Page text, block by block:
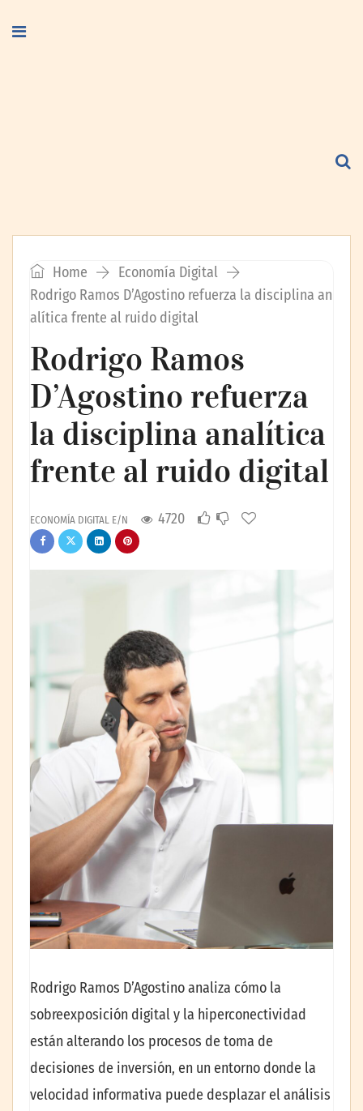
Home
Economía Digital
Rodrigo Ramos D’Agostino refuerza la disciplina an
alítica frente al ruido digital
Rodrigo Ramos
D’Agostino refuerza
la disciplina analítica
frente al ruido digital
ECONOMÍA DIGITAL E/N 4720
Rodrigo Ramos D’Agostino analiza cómo la
sobreexposición digital y la hiperconectividad
están alterando los procesos de toma de
decisiones de inversión, en un entorno donde la
velocidad informativa puede desplazar el análisis